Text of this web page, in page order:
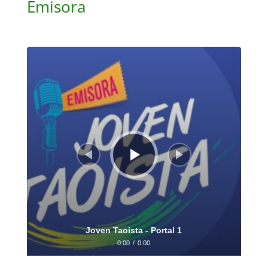
Emisora
Reproductor
Joven Taoista - Portal 1
0:00 / 0:00